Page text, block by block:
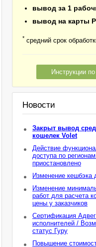
вывод за 1
вывод на карты
* средний срок
Инструкции
Новости
Закрыт вывод
кошелек Volet
Действие
доступа по
приостановлено
Изменение кешбэка
Изменение
работ для расчета
цены у заказчиков
Сертификация
исполнителей /
статус Гуру
Повышение